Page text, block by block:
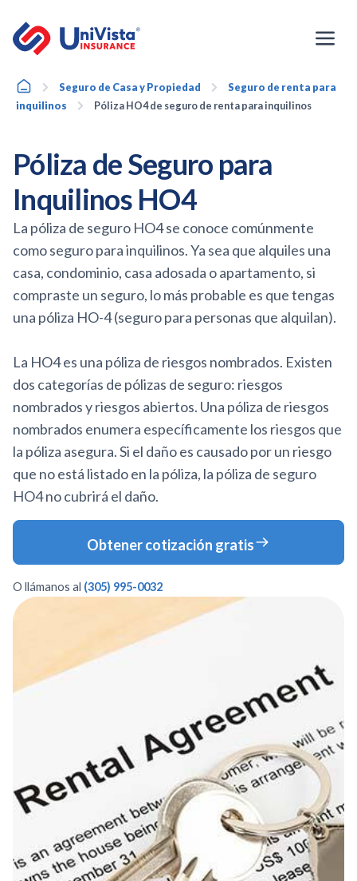
contenido
HomeSeguro de Casa y Propiedad
Seguro de renta para
inquilinos
Póliza HO4 de seguro de renta para inquilinos
Póliza de Seguro para
Inquilinos HO4
La póliza de seguro HO4 se conoce comúnmente
como seguro para inquilinos. Ya sea que alquiles una
casa, condominio, casa adosada o apartamento, si
compraste un seguro, lo más probable es que tengas
una póliza HO-4 (seguro para personas que alquilan).
La HO4 es una póliza de riesgos nombrados. Existen
dos categorías de pólizas de seguro: riesgos
nombrados y riesgos abiertos. Una póliza de riesgos
nombrados enumera específicamente los riesgos que
la póliza asegura. Si el daño es causado por un riesgo
que no está listado en la póliza, la póliza de seguro
HO4 no cubrirá el daño.
Obtener cotización gratis
O llámanos al (305) 995-0032